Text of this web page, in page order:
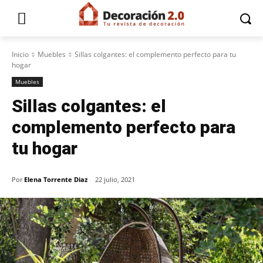
Inicio Muebles
Sillas colgantes: el complemento perfecto para tu
hogar
Muebles
Sillas colgantes: el
complemento perfecto para
tu hogar
Por Elena Torrente Diaz 22 julio, 2021